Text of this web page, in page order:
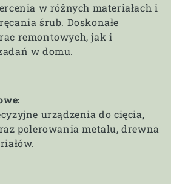
w różnych materiałach i
śrub. Doskonałe
remontowych, jak i
w domu.
urządzenia do cięcia,
polerowania metalu, drewna